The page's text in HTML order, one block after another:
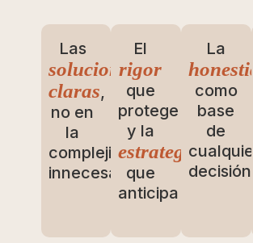
Las
soluciones
claras,
no en
la
complejidad
innecesaria
El
rigor
que
protege
y la
estrategia
que
anticipa
La
como
base
de
cualquier
decisión